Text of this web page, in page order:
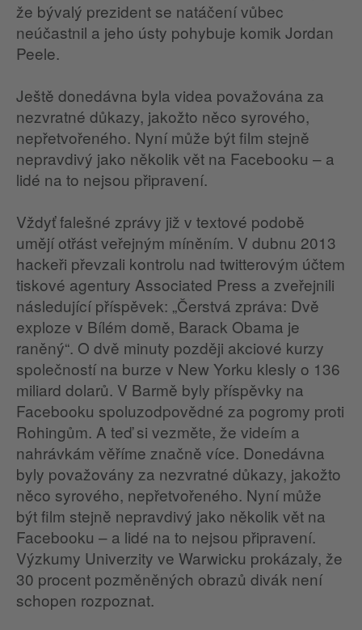
že bývalý prezident se natáčení vůbec
neúčastnil a jeho ústy pohybuje komik Jordan
Peele.
Ještě donedávna byla videa považována za
nezvratné důkazy, jakožto něco syrového,
nepřetvořeného. Nyní může být film stejně
nepravdivý jako několik vět na Facebooku – a
lidé na to nejsou připravení.
Vždyť falešné zprávy již v textové podobě
umějí otřást veřejným míněním. V dubnu 2013
hackeři převzali kontrolu nad twitterovým účtem
tiskové agentury Associated Press a zveřejnili
následující příspěvek: „Čerstvá zpráva: Dvě
exploze v Bílém domě, Barack Obama je
raněný“. O dvě minuty později akciové kurzy
společností na burze v New Yorku klesly o 136
miliard dolarů. V Barmě byly příspěvky na
Facebooku spoluzodpovědné za pogromy proti
Rohingům. A teď si vezměte, že videím a
nahrávkám věříme značně více. Donedávna
byly považovány za nezvratné důkazy, jakožto
něco syrového, nepřetvořeného. Nyní může
být film stejně nepravdivý jako několik vět na
Facebooku – a lidé na to nejsou připravení.
Výzkumy Univerzity ve Warwicku prokázaly, že
30 procent pozměněných obrazů divák není
schopen rozpoznat.